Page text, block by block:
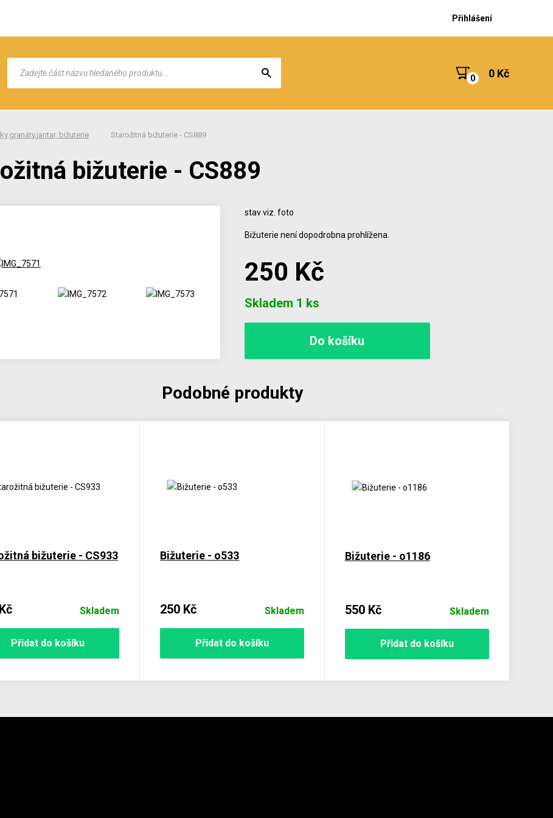
Přihlášení
0 Kč
bižuterie Starožitná bižuterie - CS889
bižuterie - CS889
stav viz. foto
Bižuterie není dopodrobna prohlížena.
250 Kč
Skladem 1 ks
Podobné produkty
bižuterie - CS933
Skladem
Přidat do košíku
Bižuterie - o533
250 Kč Skladem
Přidat do košíku
Bižuterie - o1186
550 Kč Skladem
Přidat do košíku